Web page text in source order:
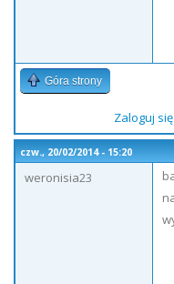
Góra strony
Zaloguj się
czw., 20/02/2014 - 15:20
weronisia23